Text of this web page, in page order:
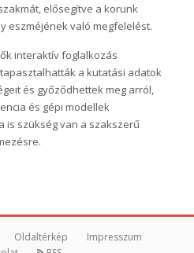
elősegítve a korunk
eszméjének való megfelelést.
interaktív foglalkozás
a kutatási adatok
és győződhettek meg arról,
és gépi modellek
is szükség van a szakszerű
Oldaltérkép
Impresszum